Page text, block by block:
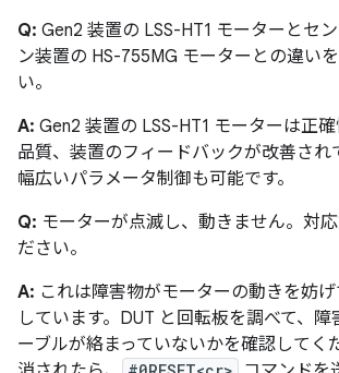
Q: Gen2 装置の LSS-HT1 モーターとセ
ン装置の HS-755MG モーターとの違い
い。
A: Gen2 装置の LSS-HT1 モーターは正
品質、装置のフィードバックが改善され
幅広いパラメータ制御も可能です。
Q: モーターが点滅し、動きません。対
ださい。
A: これは障害物がモーターの動きを妨
しています。DUT と回転板を調べて、
ーブルが絡まっていないかを確認してく